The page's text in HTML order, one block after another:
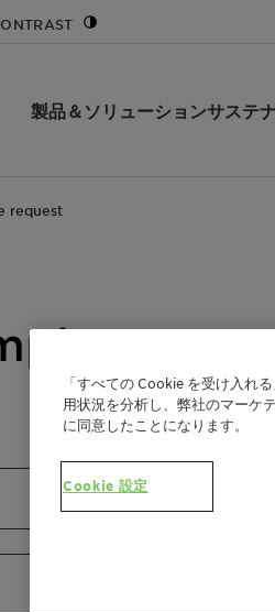
製品＆ソリューションサステ
request
「すべての Cookie を受け入れ
用状況を分析し、弊社のマーケ
に同意したことになります。
Cookie 設定